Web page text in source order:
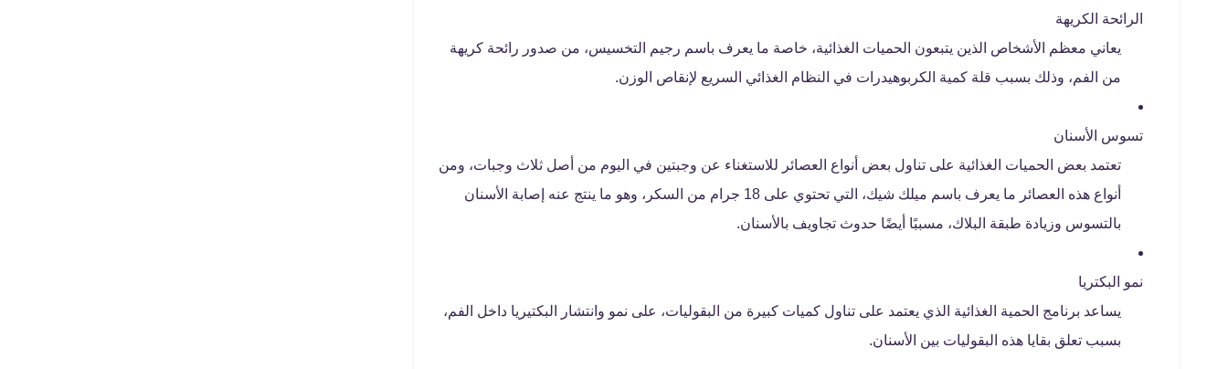
الرائحة الكريهة
يعاني معظم الأشخاص الذين يتبعون الحميات الغذائية، خاصة ما يعرف باسم رجيم التخسيس، من صدور رائحة كريهة
من الفم، وذلك بسبب قلة كمية الكربوهيدرات في النظام الغذائي السريع لإنقاص الوزن.
تسوس الأسنان
تعتمد بعض الحميات الغذائية على تناول بعض أنواع العصائر للاستغناء عن وجبتين في اليوم من أصل ثلاث وجبات، ومن
أنواع هذه العصائر ما يعرف باسم ميلك شيك، التي تحتوي على 18 جرام من السكر، وهو ما ينتج عنه إصابة الأسنان
بالتسوس وزيادة طبقة البلاك، مسببًا أيضًا حدوث تجاويف بالأسنان.
نمو البكتريا
يساعد برنامج الحمية الغذائية الذي يعتمد على تناول كميات كبيرة من البقوليات، على نمو وانتشار البكتيريا داخل الفم،
بسبب تعلق بقايا هذه البقوليات بين الأسنان.